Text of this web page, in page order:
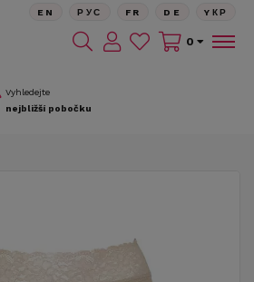
Vyhledejte
nejbližší pobočku
EN РУС FR DE YКР
0